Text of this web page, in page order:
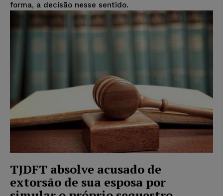
forma, a decisão nesse sentido.
TJDFT absolve acusado de
extorsão de sua esposa por